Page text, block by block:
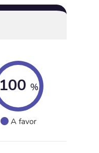
100 %
A favor